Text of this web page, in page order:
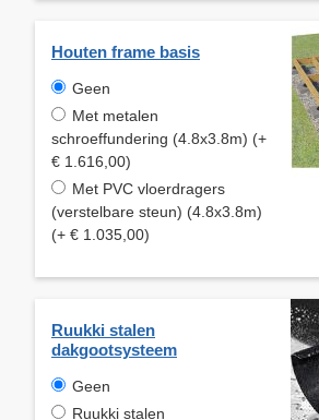
Houten frame basis
Geen
Met metalen
schroeffundering (4.8x3.8m) (+
€ 1.616,00)
Met PVC vloerdragers
(verstelbare steun) (4.8x3.8m)
(+ € 1.035,00)
Ruukki stalen
dakgootsysteem
Geen
Ruukki stalen